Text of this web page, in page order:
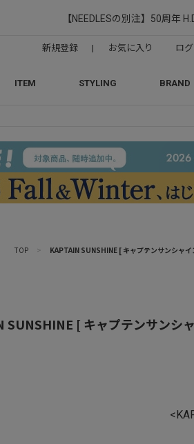
【NEEDLESの別注】50周年
ITEM STYLING BRAND
新規登録 | お気に入り ロ
TOP > KAPTAIN SUNSHINE [ キャプテンサンシャ
SUNSHINE [ キャプテンサンシ